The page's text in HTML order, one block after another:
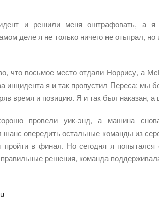
и решили меня оштрафовать, а
деле я не только ничего не отыграл,
что восьмое место отдали Норрису, а
инцидента я и так пропустил Переса: мы
время и позицию. Я и так был наказан,
провели уик-энд, а машина снова
опередить остальные команды из
в финал. Но сегодня я попытался
решения, команда